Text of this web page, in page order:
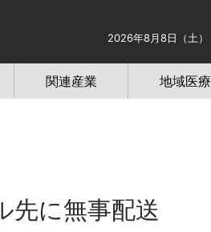
2026年8月8日（土）
関連産業 地域医療
先に無事配送